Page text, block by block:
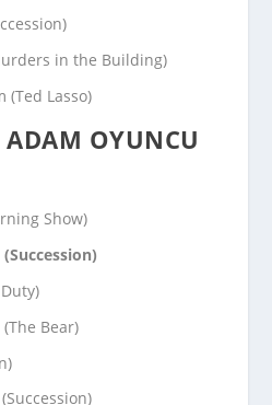
)
in the Building)
(Ted Lasso)
ADAM OYUNCU
Show)
(Succession)
)
(The Bear)
)
Succession)